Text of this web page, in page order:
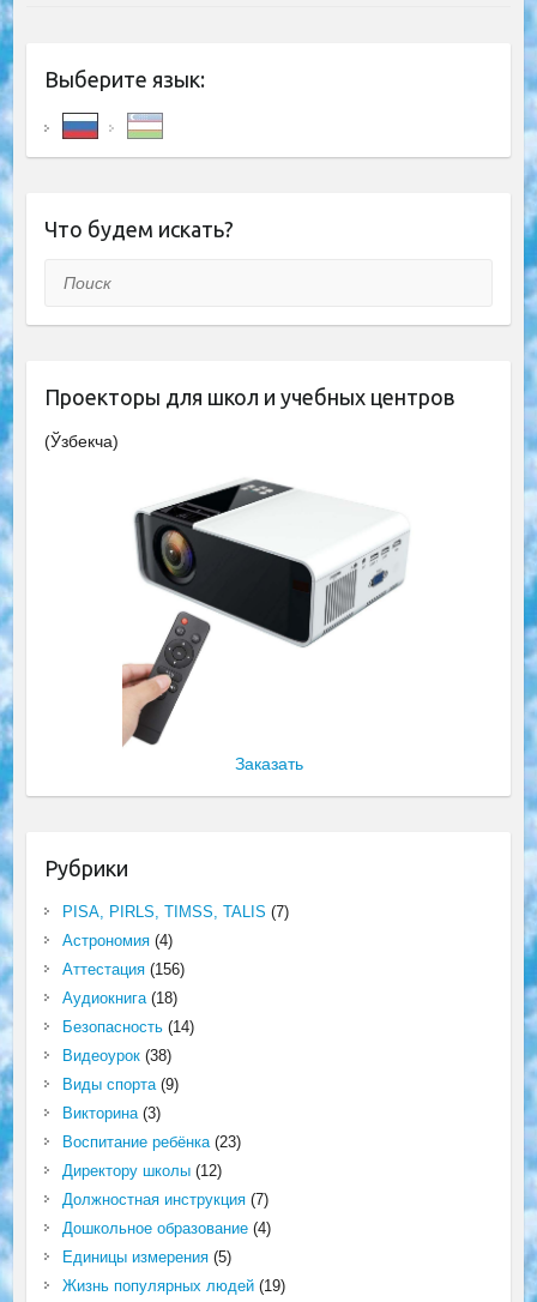
Выберите язык:
Что будем искать?
Поиск
Проекторы для школ и учебных центров
(Ўзбекча)
Заказать
Рубрики
PISA, PIRLS, TIMSS, TALIS (7)
Астрономия(4)
Аттестация(156)
Аудиокнига(18)
Безопасность(14)
Видеоурок(38)
Виды спорта(9)
Викторина(3)
Воспитание ребёнка(23)
Директору школы(12)
Должностная инструкция(7)
Дошкольное образование(4)
Единицы измерения(5)
Жизнь популярных людей(19)